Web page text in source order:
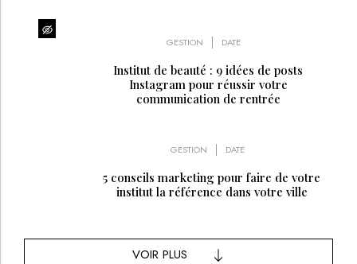
GESTION DATE
Institut de beauté : 9 idées de posts
Instagram pour réussir votre
communication de rentrée
GESTION DATE
5 conseils marketing pour faire de votre
institut la référence dans votre ville
VOIR PLUS